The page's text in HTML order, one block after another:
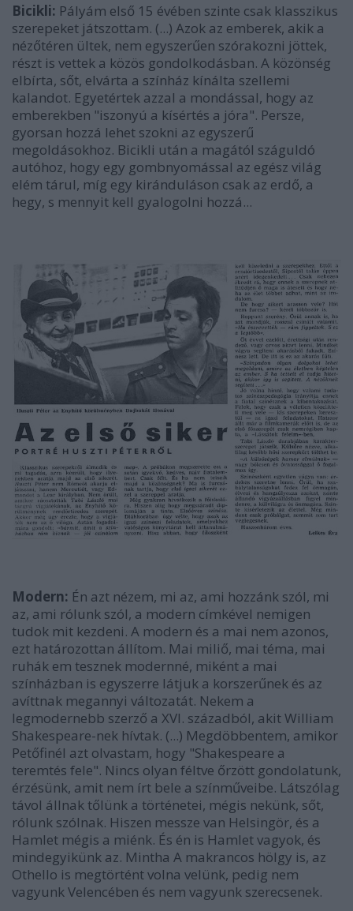
Bicikli: Pályám első 15 évében szinte csak klasszikus
szerepeket játszottam. (...) Azok az emberek, akik a
nézőtéren ültek, nem egyszerűen szórakozni jöttek,
részt is vettek a közös gondolkodásban. A közönség
elbírta, sőt, elvárta a színház kínálta szellemi
kalandot. Egyetértek azzal a mondással, hogy az
emberekben "iszonyú a kísértés a jóra". Persze,
gyorsan hozzá lehet szokni az egyszerű
megoldásokhoz. Bicikli után a magától száguldó
autóhoz, hogy egy gombnyomással az egész világ
elém tárul, míg egy kiránduláson csak az erdő, a
hegy, s mennyit kell gyalogolni hozzá...
Modern: Én azt nézem, mi az, ami hozzánk szól, mi
az, ami rólunk szól, a modern címkével nemigen
tudok mit kezdeni. A modern és a mai nem azonos,
ezt határozottan állítom. Mai miliő, mai téma, mai
ruhák em tesznek modernné, miként a mai
színházban is egyszerre látjuk a korszerűnek és az
avíttnak megannyi változatát. Nekem a
legmodernebb szerző a XVI. századból, akit William
Shakespeare-nek hívtak. (...) Megdöbbentem, amikor
Petőfinél azt olvastam, hogy "Shakespeare a
teremtés fele". Nincs olyan féltve őrzött gondolatunk,
érzésünk, amit nem írt bele a színműveibe. Látszólag
távol állnak tőlünk a történetei, mégis nekünk, sőt,
rólunk szólnak. Hiszen messze van Helsingör, és a
Hamlet mégis a miénk. És én is Hamlet vagyok, és
mindegyikünk az. Mintha A makrancos hölgy is, az
Othello is megtörtént volna velünk, pedig nem
vagyunk Velencében és nem vagyunk szerecsenek.